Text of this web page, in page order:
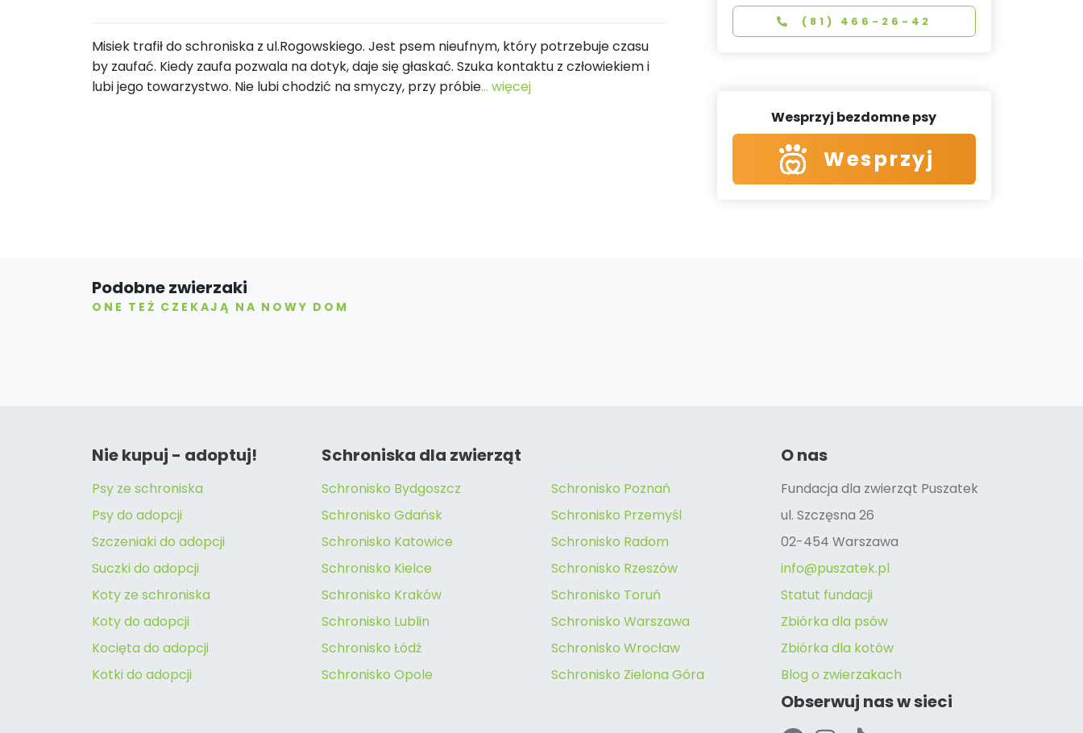
Misiek trafił do schroniska z ul.Rogowskiego. Jest psem nieufnym, który potrzebuje czasu
by zaufać. Kiedy zaufa pozwala na dotyk, daje się głaskać. Szuka kontaktu z człowiekiem i
lubi jego towarzystwo. Nie lubi chodzić na smyczy, przy próbie... więcej
(81) 466-26-42
Wesprzyj bezdomne psy
Wesprzyj
Podobne zwierzaki
ONE TEŻ CZEKAJĄ NA NOWY DOM
Nie kupuj - adoptuj!
Psy ze schroniska
Psy do adopcji
Szczeniaki do adopcji
Suczki do adopcji
Koty ze schroniska
Koty do adopcji
Kocięta do adopcji
Kotki do adopcji
Schroniska dla zwierząt
Schronisko Bydgoszcz
Schronisko Gdańsk
Schronisko Katowice
Schronisko Kielce
Schronisko Kraków
Schronisko Lublin
Schronisko Łódź
Schronisko Opole
Schronisko Poznań
Schronisko Przemyśl
Schronisko Radom
Schronisko Rzeszów
Schronisko Toruń
Schronisko Warszawa
Schronisko Wrocław
Schronisko Zielona Góra
O nas
Fundacja dla zwierząt Puszatek
ul. Szczęsna 26
02-454 Warszawa
info@puszatek.pl
Statut fundacji
Zbiórka dla psów
Zbiórka dla kotów
Blog o zwierzakach
Obserwuj nas w sieci